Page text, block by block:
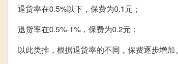
退货率在0.5%以下，保费为0.1元；
退货率在0.5%-1%，保费为0.2元；
以此类推，根据退货率的不同，保费逐步增加。